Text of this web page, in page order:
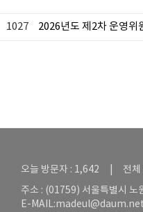
1027 2026년도 제2차 운영위
오늘 방문자 : 1,642 | 전체
주소 : (01759) 서울특별시 노
E-MAIL:madeul@daum.net